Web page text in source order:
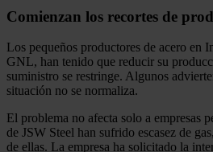
Comienzan los recortes de
Los pequeños productores de acero en
GNL, han tenido que reducir su
suministro se restringe. Algunos
situación no se normaliza.
El problema no afecta solo a empresas
de JSW Steel han sufrido escasez de
de ellas. La empresa ha solicitado la